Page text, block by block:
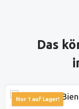
ProduktgalerieDas
Nur 1 auf Lager!